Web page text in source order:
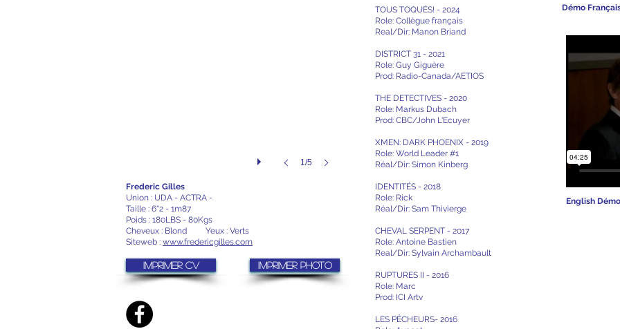
Frederic Gilles
Union : UDA - ACTRA -
Taille : 6"2 - 1m87
Poids : 180LBS - 80Kgs
Cheveux : Blond Yeux : Verts
Siteweb : www.fredericgilles.com
1/5
Imprimer CV Imprimer photo
TOUS TOQUÉS! - 2024
Role: Collègue français
Real/Dir: Manon Briand
DISTRICT 31 - 2021
Role: Guy Giguère
Prod: Radio-Canada/AETIOS
THE DETECTIVES - 2020
Role: Markus Dubach
Prod: CBC/John L'Ecuyer
XMEN: DARK PHOENIX - 2019
Role: World Leader #1
Réal/Dir: Simon Kinberg
IDENTITÉS - 2018
Role: Rick
Réal/Dir: Sam Thivierge
CHEVAL SERPENT - 2017
Role: Antoine Bastien
Real/Dir: Sylvain Archambault
RUPTURES II - 2016
Role: Marc
Prod: ICI Artv
LES PÊCHEURS- 2016
Démo
English Démo